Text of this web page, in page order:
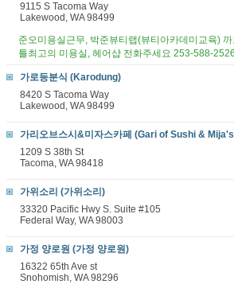
9115 S Tacoma Way
Lakewood, WA 98499
준오미용실근무, 박준뷰티랩(뷰티아카데미교육)
틀최고의 미용실, 헤어샵 전화주세요 253-588-2526
가로등분식 (Karodung)
8420 S Tacoma Way
Lakewood, WA 98499
가리오브스시&미자스카페 (Gari of Sushi &
1209 S 38th St
Tacoma, WA 98418
가위소리 (가위소리)
33320 Pacific Hwy S. Suite #105
Federal Way, WA 98003
가정 양로원 (가정 양로원)
16322 65th Ave st
Snohomish, WA 98296